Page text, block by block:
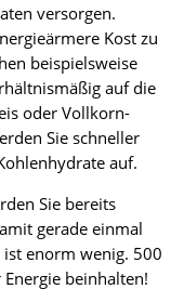
versorgen.
Kost zu
beispielsweise
auf die
oder Vollkorn-
Sie schneller
auf.
Sie bereits
gerade einmal
ist enorm wenig. 500
beinhalten!